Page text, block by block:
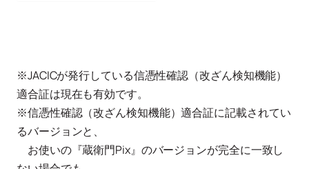
※JACICが発行している信憑性確認（改ざん検知機能）
適合証は現在も有効です。
※信憑性確認（改ざん検知機能）適合証に記載されてい
るバージョンと、
お使いの『蔵衛門Pix』のバージョンが完全に一致し